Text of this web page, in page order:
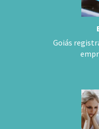
Goiás